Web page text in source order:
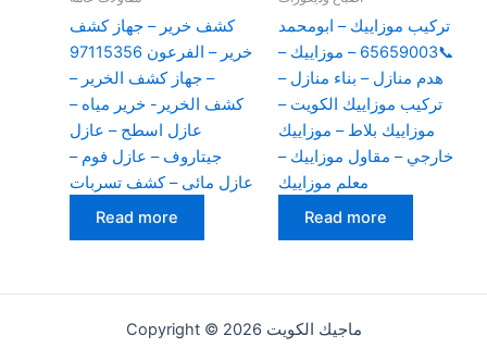
كشف خرير – جهاز كشف
خرير – الفرعون 97115356
– جهاز كشف الخرير –
كشف الخرير- خرير مياه –
عازل اسطح – عازل
جيتاروف – عازل فوم –
عازل مائى – كشف تسربات
Read more
تركيب موزاييك – ابومحمد
📞65659003 – موزاييك –
هدم منازل – بناء منازل –
تركيب موزاييك الكويت –
موزاييك بلاط – موزاييك
خارجي – مقاول موزاييك –
معلم موزاييك
Read more
Copyright © 2026 ماجيك الكويت